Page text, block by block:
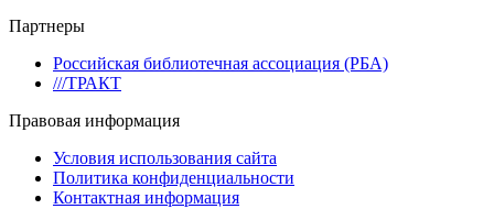
Партнеры
Российская библиотечная ассоциация (РБА)
///ТРАКТ
Правовая информация
Условия использования сайта
Политика конфиденциальности
Контактная информация